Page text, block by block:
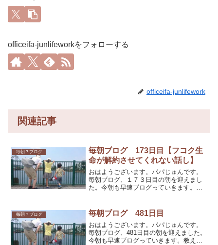
officeifa-junlifeworkをフォローする
officeifa-junlifework
関連記事
毎朝？ブログ
毎朝ブログ 173日目【フコク生
命が解約させてくれない話し】
おはようございます。パパじゅんです。
毎朝ブログ、１７３日目の朝を迎えまし
た。今朝も早速ブログっていきます。私
人営業と、リテールと言われる個人営業
に分かれますが、私は後者...
毎朝？ブログ 毎朝ブログ 481日目
おはようございます。パパじゅんです。
毎朝ブログ、481日目の朝を迎えました。
今朝も早速ブログっていきます。教える